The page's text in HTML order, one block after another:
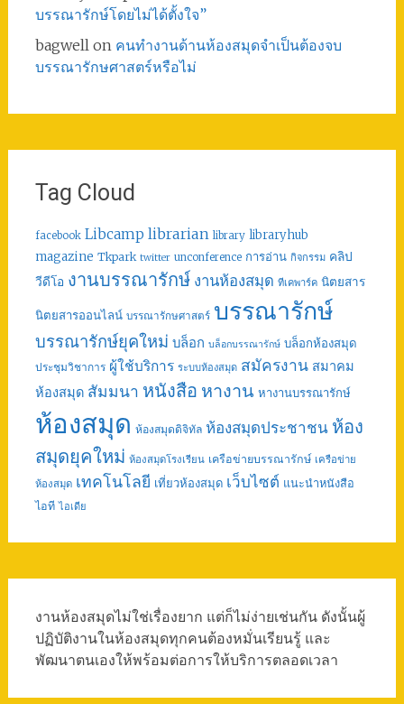
บรรณารักษ์โดยไม่ได้ตั้งใจ”
bagwellon คนทำงานด้านห้องสมุดจำเป็นต้องจบ
บรรณารักษศาสตร์หรือไม่
Tag Cloud
facebook Libcamp librarian library libraryhub
magazine Tkpark twitter unconference การอ่าน กิจกรรม คลิป
วีดีโอ งานบรรณารักษ์ งานห้องสมุด ทีเคพาร์ค นิตยสาร
นิตยสารออนไลน์ บรรณารักษศาสตร์ บรรณารักษ์
บรรณารักษ์ยุคใหม่ บล็อก บล็อกบรรณารักษ์ บล็อกห้องสมุด
ประชุมวิชาการ ผู้ใช้บริการ ระบบห้องสมุด สมัครงาน สมาคม
ห้องสมุด สัมมนา หนังสือ หางาน หางานบรรณารักษ์
ห้องสมุด ห้องสมุดดิจิทัล ห้องสมุดประชาชน ห้อง
สมุดยุคใหม่ ห้องสมุดโรงเรียน เครือข่ายบรรณารักษ์ เครือข่าย
ห้องสมุด เทคโนโลยี เที่ยวห้องสมุด เว็บไซต์ แนะนำหนังสือ
ไอที ไอเดีย
งานห้องสมุดไม่ใช่เรื่องยาก แต่ก็ไม่ง่ายเช่นกัน ดังนั้นผู้
ปฏิบัติงานในห้องสมุดทุกคนต้องหมั่นเรียนรู้ และ
พัฒนาตนเองให้พร้อมต่อการให้บริการตลอดเวลา